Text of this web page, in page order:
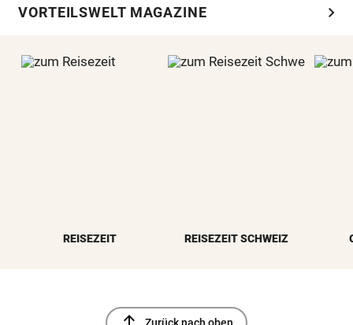
VORTEILSWELT MAGAZINE chevron_right
REISEZEIT REISEZEIT SCHWEIZ
Zurück nach oben